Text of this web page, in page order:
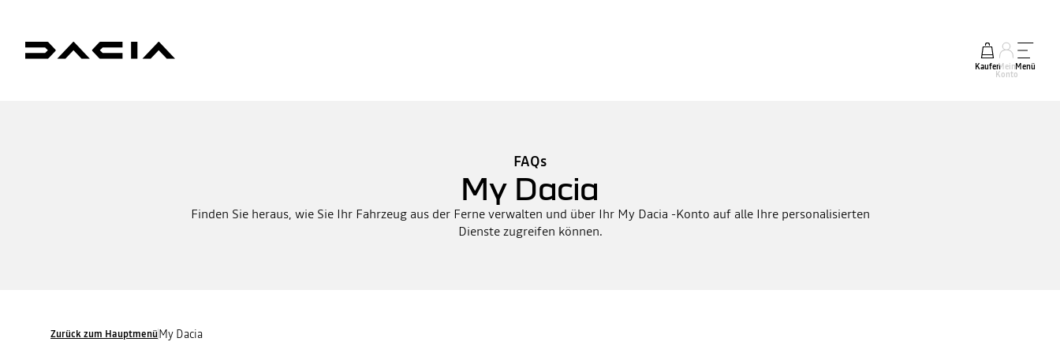
KaufenMein
Konto
Menü
FAQs
My Dacia
Finden Sie heraus, wie Sie Ihr Fahrzeug aus der Ferne verwalten und über Ihr My Dacia -Konto auf alle Ihre personalisierten
Dienste zugreifen können.
Zurück zum HauptmenüMy Dacia